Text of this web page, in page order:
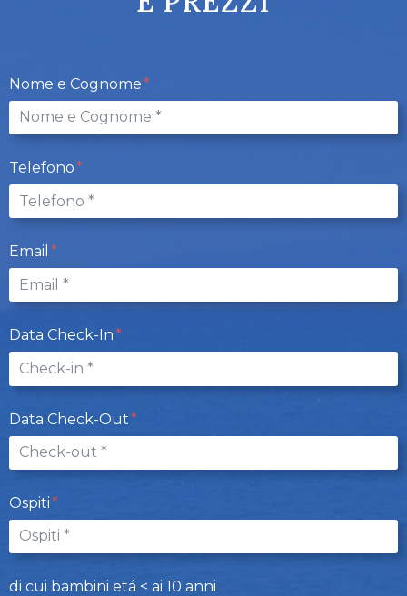
Nome e Cognome
Telefono
Email
Data Check-In
Data Check-Out
Ospiti
di cui bambini etá < ai 10 anni